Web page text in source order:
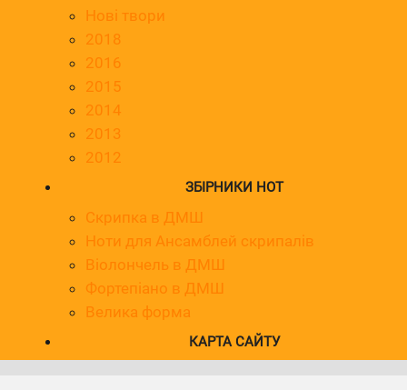
Нові твори
2018
2016
2015
2014
2013
2012
ЗБІРНИКИ НОТ
Скрипка в ДМШ
Ноти для Ансамблей скрипалів
Віолончель в ДМШ
Фортепіано в ДМШ
Велика форма
КАРТА САЙТУ